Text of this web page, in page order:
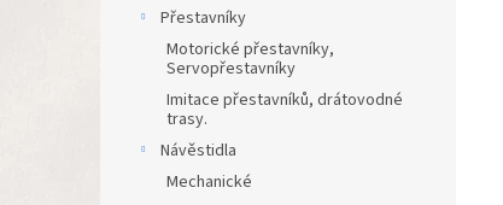
Přestavníky
Motorické přestavníky,
Servopřestavníky
Imitace přestavníků, drátovodné
trasy.
Návěstidla
Mechanické